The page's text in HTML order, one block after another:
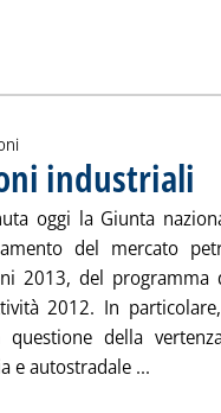
industriali
oggi la Giunta
del mercato
2013, del
2012. In
questione della
e autostradale ...